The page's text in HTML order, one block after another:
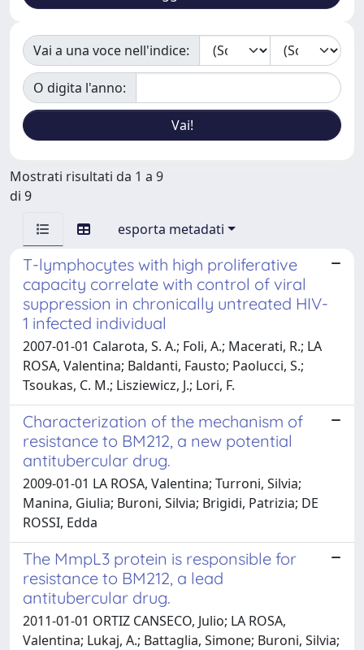
Vai a una voce nell'indice:
O digita l'anno:
Mostrati risultati da 1 a 9
di 9
esporta metadati
T-lymphocytes with high proliferative
capacity correlate with control of viral
suppression in chronically untreated HIV-
1 infected individual
2007-01-01 Calarota, S. A.; Foli, A.; Macerati, R.; LA
ROSA, Valentina; Baldanti, Fausto; Paolucci, S.;
Tsoukas, C. M.; Lisziewicz, J.; Lori, F.
Characterization of the mechanism of
resistance to BM212, a new potential
antitubercular drug.
2009-01-01 LA ROSA, Valentina; Turroni, Silvia;
Manina, Giulia; Buroni, Silvia; Brigidi, Patrizia; DE
ROSSI, Edda
The MmpL3 protein is responsible for
resistance to BM212, a lead
antitubercular drug.
2011-01-01 ORTIZ CANSECO, Julio; LA ROSA,
Valentina; Lukaj, A.; Battaglia, Simone; Buroni, Silvia;